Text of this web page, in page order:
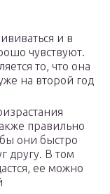
и в
чувствуют.
то, что она
на второй год
правильно
они быстро
другу. В том
ее можно